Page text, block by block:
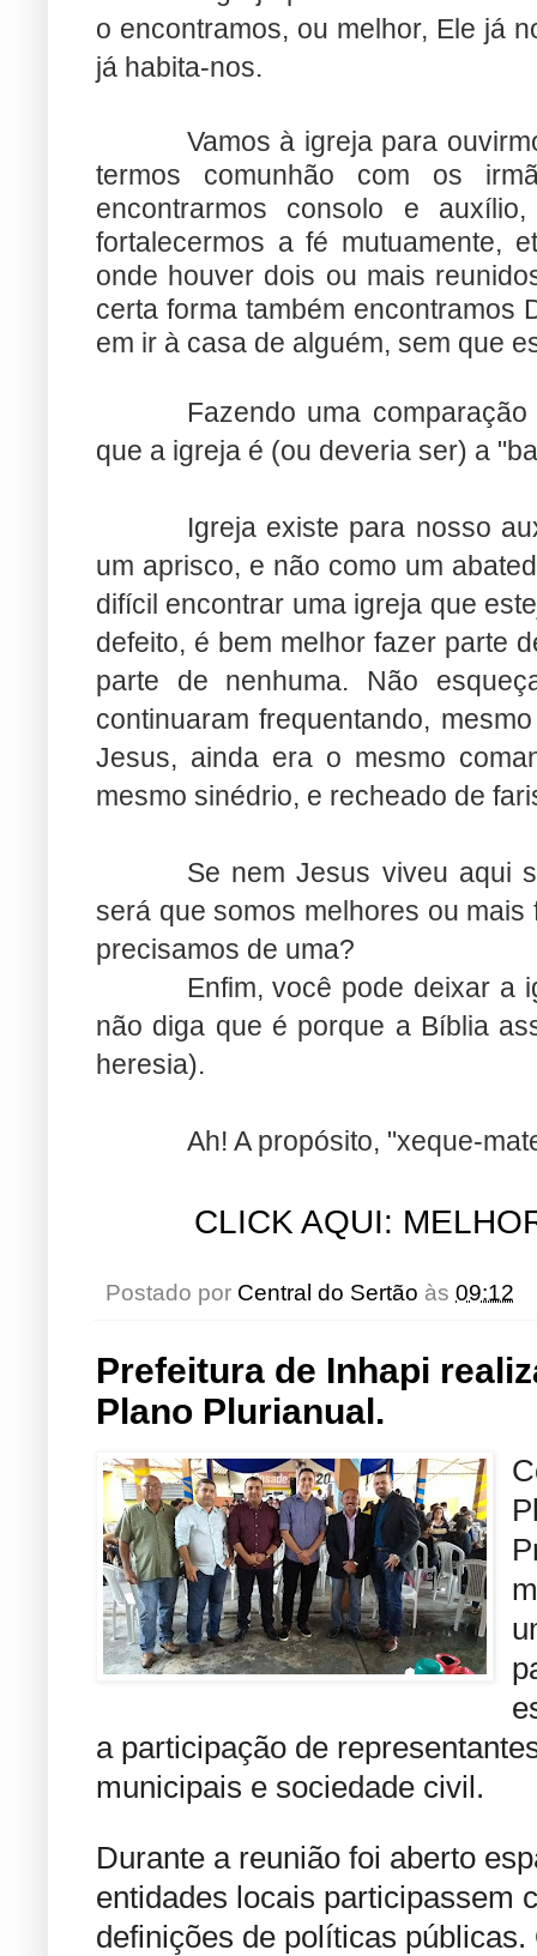
o encontramos, ou melhor, Ele já
já habita-nos.
Vamos à igreja para
termos comunhão com os
encontrarmos consolo e
fortalecermos a fé mutuamente,
onde houver dois ou mais
certa forma também encontramos
em ir à casa de alguém, sem que
Fazendo uma
que a igreja é (ou deveria ser) a
Igreja existe para nosso
um aprisco, e não como um
difícil encontrar uma igreja que
defeito, é bem melhor fazer parte
parte de nenhuma. Não
continuaram frequentando,
Jesus, ainda era o mesmo
mesmo sinédrio, e recheado de
Se nem Jesus viveu aqui
será que somos melhores ou
precisamos de uma?
Enfim, você pode deixar a
não diga que é porque a Bíblia
heresia).
Ah! A propósito, "xeque-
CLICK AQUI:
Postado por Central do Sertão às 09:12
Prefeitura de Inhapi
Plano Plurianual.
a participação de
municipais e sociedade civil.
Durante a reunião foi aberto
entidades locais participassem
definições de políticas